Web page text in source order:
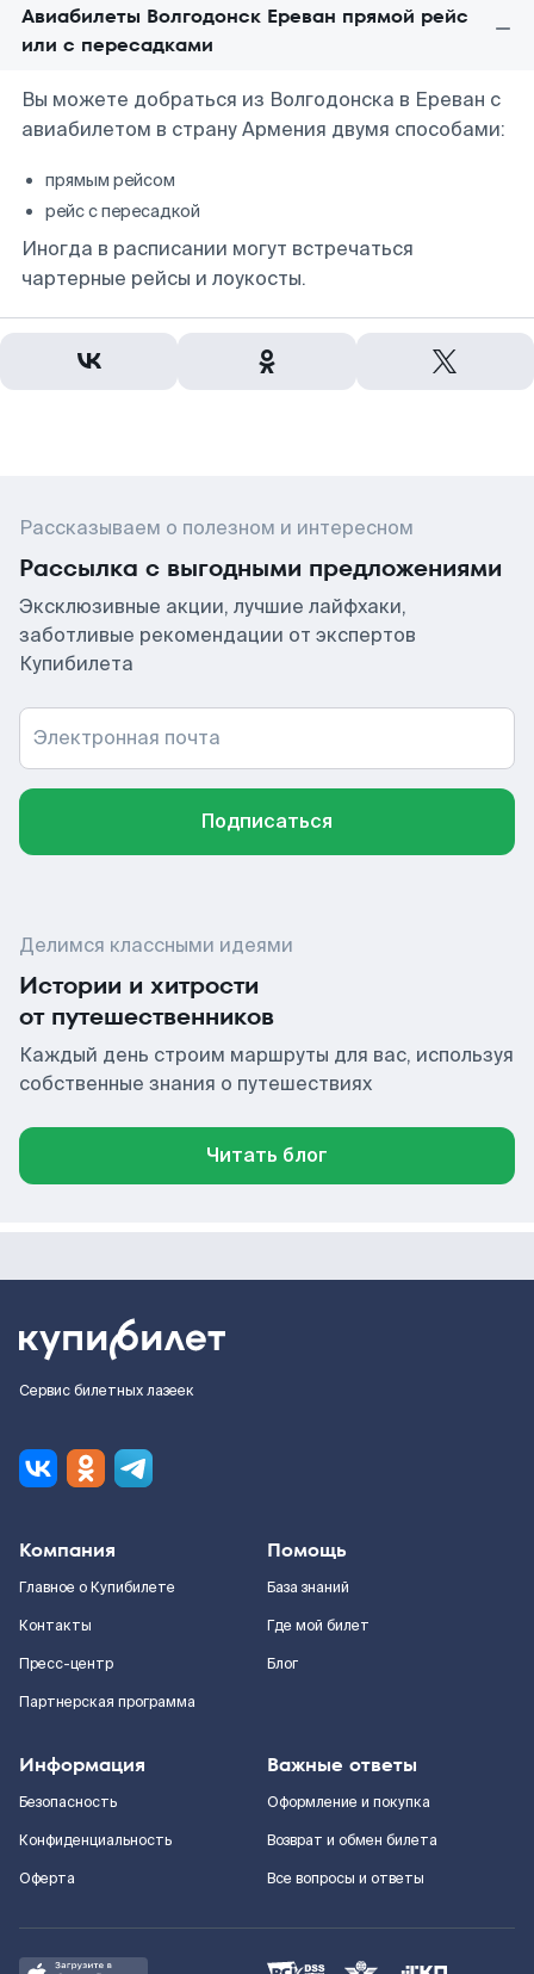
Авиабилеты Волгодонск Ереван прямой рейс
или с пересадками
Вы можете добраться из Волгодонска в Ереван с
авиабилетом в страну Армения двумя способами:
прямым рейсом
рейс с пересадкой
Иногда в расписании могут встречаться
чартерные рейсы и лоукосты.
Рассказываем о полезном и интересном
Рассылка с выгодными предложениями
Эксклюзивные акции, лучшие лайфхаки,
заботливые рекомендации от экспертов
Купибилета
Электронная почта
Подписаться
Делимся классными идеями
Истории и хитрости
от путешественников
Каждый день строим маршруты для вас, используя
собственные знания о путешествиях
Читать блог
Сервис билетных лазеек
Компания
Главное о Купибилете
Контакты
Пресс-центр
Партнерская программа
Помощь
База знаний
Где мой билет
Блог
Информация
Безопасность
Конфиденциальность
Оферта
Важные ответы
Оформление и покупка
Возврат и обмен билета
Все вопросы и ответы